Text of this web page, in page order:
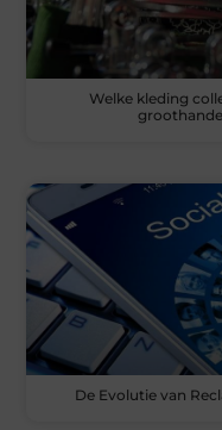
Welke kleding
De Evolutie van